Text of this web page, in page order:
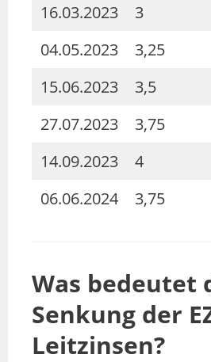
16.03.2023
3
04.05.2023
3,25
15.06.2023
3,5
27.07.2023
3,75
14.09.2023
4
06.06.2024
3,75
Was bedeutet
Senkung der
Leitzinsen?